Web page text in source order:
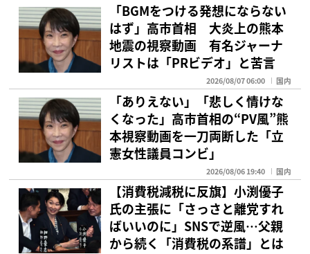
「BGMをつける発想にならない
はず」高市首相 大炎上の熊本
地震の視察動画 有名ジャーナ
リストは「PRビデオ」と苦言
2026/08/07 06:00 国内
「ありえない」「悲しく情けな
くなった」高市首相の“PV風”熊
本視察動画を一刀両断した「立
憲女性議員コンビ」
2026/08/06 19:40 国内
【消費税減税に反旗】小渕優子
氏の主張に「さっさと離党すれ
ばいいのに」SNSで逆風…父親
から続く「消費税の系譜」とは